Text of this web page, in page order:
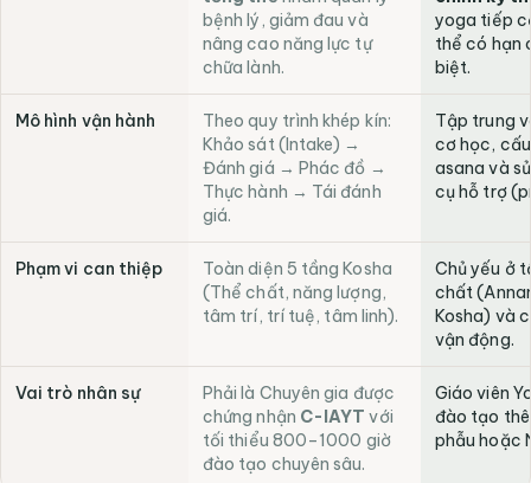
bệnh lý, giảm đau và
nâng cao năng lực tự
chữa lành.
yoga tiếp
thể có hạn
biệt.
Mô hình vận hành
Theo quy trình khép kín:
Khảo sát (Intake) →
Đánh giá → Phác đồ →
Thực hành → Tái đánh
giá.
Tập trung
cơ học,
asana và
cụ hỗ trợ
Phạm vi can thiệp
Toàn diện 5 tầng Kosha
(Thể chất, năng lượng,
tâm trí, trí tuệ, tâm linh).
Chủ yếu ở
chất
Kosha) và
vận động.
Vai trò nhân sự
Phải là Chuyên gia được
chứng nhận C-IAYT với
tối thiểu 800–1000 giờ
đào tạo chuyên sâu.
Giáo viên
đào tạo
phẫu hoặc